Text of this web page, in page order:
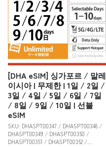
[DHA eSIM] 싱가포르 / 말레
이시아 | 무제한 | 1일 / 2일 /
3일 / 4일 / 5일 / 6일 / 7일
/ 8일 / 9일 / 10일 | 선불
eSIM
SKU: DHASPT00347 / DHASPT00348 /
DHASPT00349 / DHASPT00350 /
DHASPT00351 / DHASPT00352 /